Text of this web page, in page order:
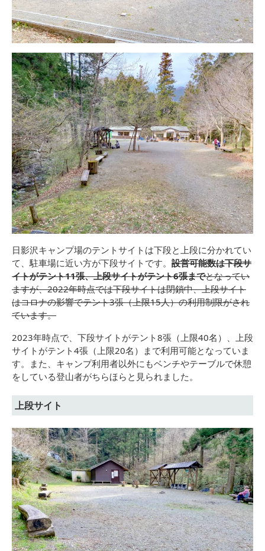
日影沢キャンプ場のテントサイトは下段と上段に分かれてい
て、駐車場に近い方が下段サイトです。 設営可能数は下段サ
イトがテント11張、上段サイトがテント6張までとなってい
ますが、2022年時点では下段サイトは閉鎖中、上段サイト
はコロナの影響でテント3張（上限15人）の利用制限がされ
ています。
2023年時点で、下段サイトがテント8張（上限40名）、上段
サイトがテント4張（上限20名）まで利用可能となっていま
す。また、キャンプ利用者以外にもベンチやテーブルで休憩
をしている登山者がちらほらと見られました。
上段サイト